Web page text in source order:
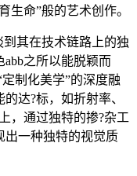
生命”般的艺术创作。
到其在技术链路上的独
之所以能脱颖而
制化美学”的深度融
达?标，如折射率、
，通过独特的掺?杂工
出一种独特的视觉质